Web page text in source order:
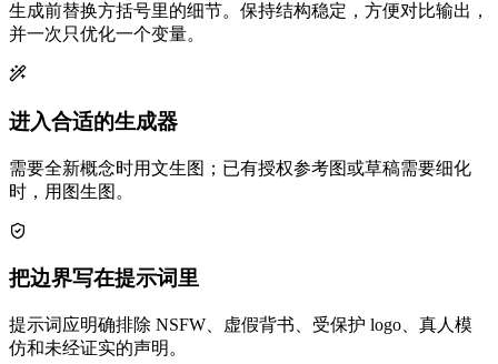
生成前替换方括号里的细节。保持结构稳定，方便对比输出，
并一次只优化一个变量。
进入合适的生成器
需要全新概念时用文生图；已有授权参考图或草稿需要细化
时，用图生图。
把边界写在提示词里
提示词应明确排除 NSFW、虚假背书、受保护 logo、真人模
仿和未经证实的声明。